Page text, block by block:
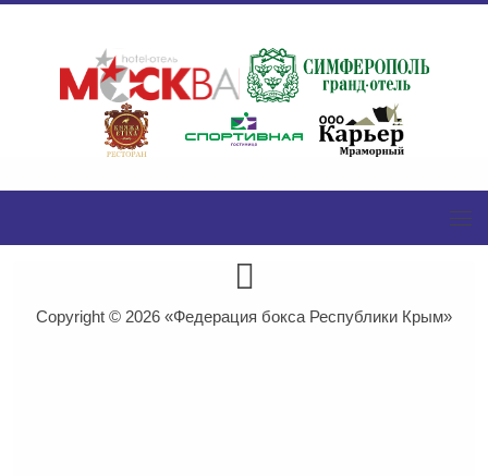
Copyright © 2026 «Федерация бокса Республики Крым»